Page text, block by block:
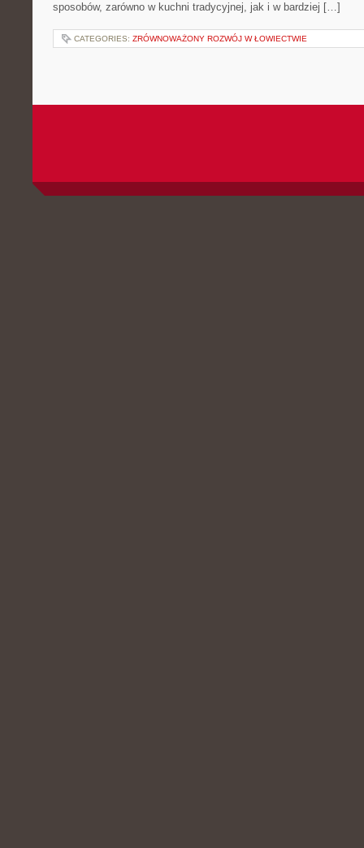
sposobów, zarówno w kuchni tradycyjnej, jak i w bardziej […]
CATEGORIES: ZRÓWNOWAŻONY ROZWÓJ W ŁOWIECTWIE